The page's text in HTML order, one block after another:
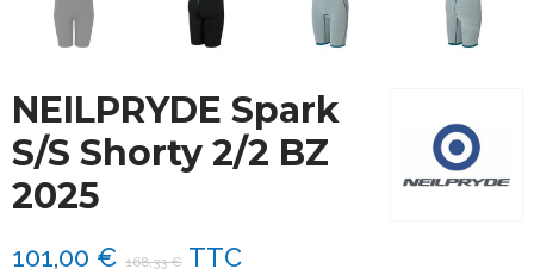
NEILPRYDE Spark
S/S Shorty 2/2 BZ
2025
101,00 € 168,33 € TTC